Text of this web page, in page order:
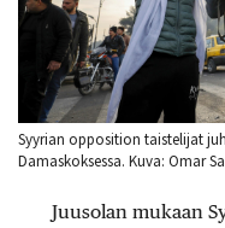
Syyrian opposition taistelijat
Damaskoksessa. Kuva: Omar
Juusolan mukaan